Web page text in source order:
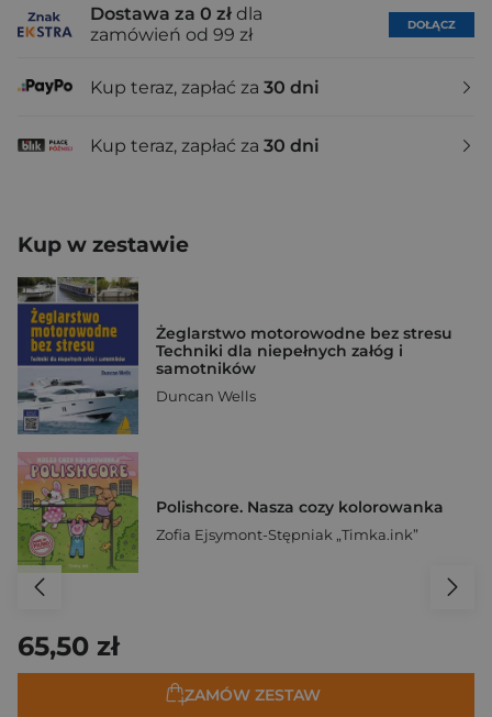
Dostawa za 0 zł dla
zamówień od 99 zł
DOŁĄCZ
Kup teraz, zapłać za 30 dni
Kup teraz, zapłać za 30 dni
Kup w zestawie
Żeglarstwo motorowodne bez stresu
Techniki dla niepełnych załóg i
samotników
Duncan Wells
Polishcore. Nasza cozy kolorowanka
Zofia Ejsymont-Stępniak „Timka.ink”
65,50 zł
ZAMÓW ZESTAW